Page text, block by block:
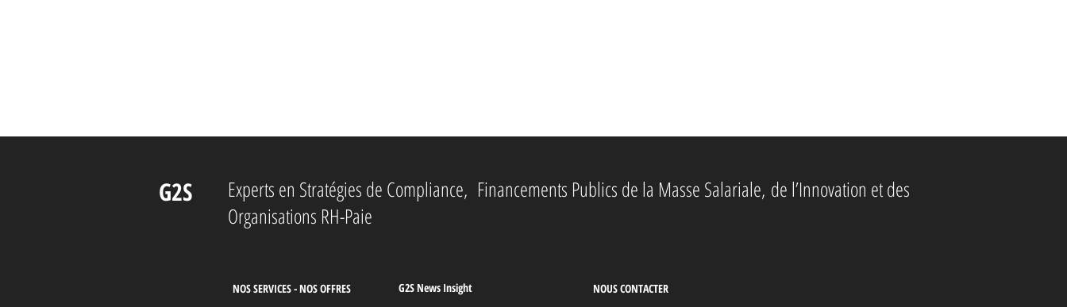
G2S Experts en Stratégies de Compliance, Financements Publics de la Masse Salariale, de l’Innovation et des
Organisations RH-Paie
NOS SERVICES - NOS OFFRES G2S News Insight NOUS CONTACTER